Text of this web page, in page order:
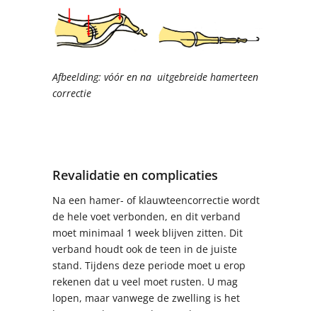
Afbeelding: vóór en na uitgebreide hamerteen
correctie
Revalidatie en complicaties
Na een hamer- of klauwteencorrectie wordt
de hele voet verbonden, en dit verband
moet minimaal 1 week blijven zitten. Dit
verband houdt ook de teen in de juiste
stand. Tijdens deze periode moet u erop
rekenen dat u veel moet rusten. U mag
lopen, maar vanwege de zwelling is het